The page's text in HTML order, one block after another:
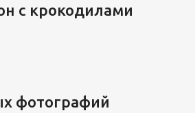
с крокодилами
фотографий